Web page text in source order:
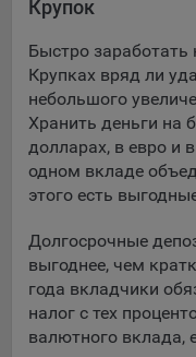
Подобные функции
9.3. Файлы cookie
контента. Данные
выборе пользователя
позволяют Обществу
выбранном
настройках для того,
9.4. Аналитические
Яндекс.Метрика,
собирают информацию
использовал сайты, и
улучшения.
Крупок
Быстро
Крупках вряд ли
небольшого
Хранить деньги на
долларах, в евро и
одном вкладе
этого есть
Долгосрочные
выгоднее, чем
года вкладчики
налог с тех
валютного вклада,